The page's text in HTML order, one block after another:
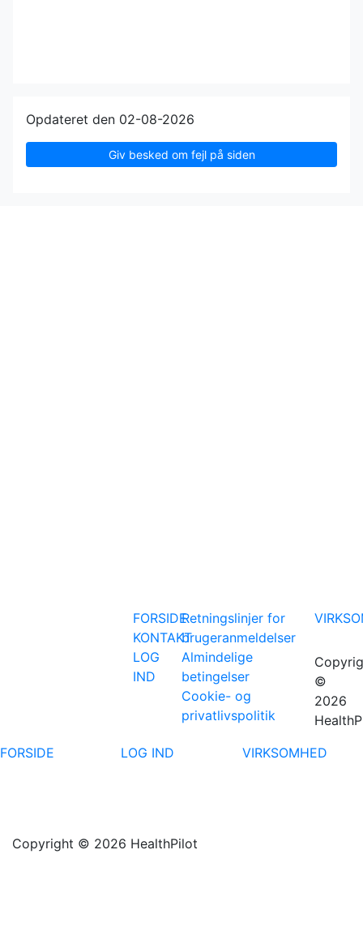
Opdateret den 02-08-2026
Giv besked om fejl på siden
FORSIDE
KONTAKT
LOG
IND
Retningslinjer for
brugeranmeldelser
Almindelige
betingelser
Cookie- og
privatlivspolitik
©
2026
FORSIDE
LOG IND VIRKSOMHED
Copyright © 2026 HealthPilot